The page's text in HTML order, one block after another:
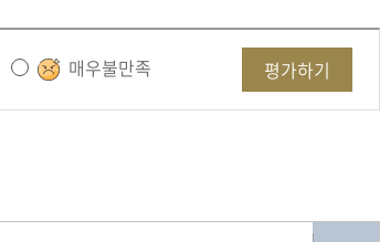
매우불만족 평가하기